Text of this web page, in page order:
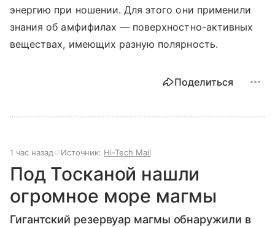
энергию при ношении. Для этого они применили
знания об амфифилах — поверхностно-активных
веществах, имеющих разную полярность.
Поделиться
1 час назад Источник: Hi-Tech Mail
Под Тосканой нашли
огромное море магмы
Гигантский резервуар магмы обнаружили в